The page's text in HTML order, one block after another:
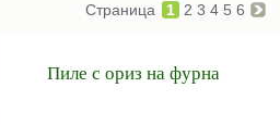
Страница 1 2 3 4 5 6
Пиле с ориз на фурна